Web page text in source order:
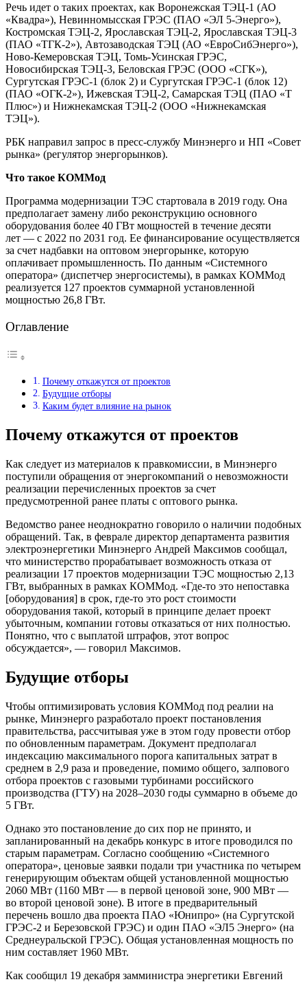
Речь идет о таких проектах, как Воронежская ТЭЦ-1 (АО
«Квадра»), Невинномысская ГРЭС (ПАО «ЭЛ 5-Энерго»),
Костромская ТЭЦ-2, Ярославская ТЭЦ-2, Ярославская ТЭЦ-3
(ПАО «ТГК-2»), Автозаводская ТЭЦ (АО «ЕвроСибЭнерго»),
Ново-Кемеровская ТЭЦ, Томь-Усинская ГРЭС,
Новосибирская ТЭЦ-3, Беловская ГРЭС (ООО «СГК»),
Сургутская ГРЭС-1 (блок 2) и Сургутская ГРЭС-1 (блок 12)
(ПАО «ОГК-2»), Ижевская ТЭЦ-2, Самарская ТЭЦ (ПАО «Т
Плюс») и Нижнекамская ТЭЦ-2 (ООО «Нижнекамская
ТЭЦ»).
РБК направил запрос в пресс-службу Минэнерго и НП «Совет
рынка» (регулятор энергорынков).
Что такое КОММод
Программа модернизации ТЭС стартовала в 2019 году. Она
предполагает замену либо реконструкцию основного
оборудования более 40 ГВт мощностей в течение десяти
лет — с 2022 по 2031 год. Ее финансирование осуществляется
за счет надбавки на оптовом энергорынке, которую
оплачивает промышленность. По данным «Системного
оператора» (диспетчер энергосистемы), в рамках КОММод
реализуется 127 проектов суммарной установленной
мощностью 26,8 ГВт.
Оглавление
Почему откажутся от проектов
Будущие отборы
Каким будет влияние на рынок
Почему откажутся от проектов
Как следует из материалов к правкомиссии, в Минэнерго
поступили обращения от энергокомпаний о невозможности
реализации перечисленных проектов за счет
предусмотренной ранее платы с оптового рынка.
Ведомство ранее неоднократно говорило о наличии подобных
обращений. Так, в феврале директор департамента развития
электроэнергетики Минэнерго Андрей Максимов сообщал,
что министерство прорабатывает возможность отказа от
реализации 17 проектов модернизации ТЭС мощностью 2,13
ГВт, выбранных в рамках КОММод. «Где-то это непоставка
[оборудования] в срок, где-то это рост стоимости
оборудования такой, который в принципе делает проект
убыточным, компании готовы отказаться от них полностью.
Понятно, что с выплатой штрафов, этот вопрос
обсуждается», — говорил Максимов.
Будущие отборы
Чтобы оптимизировать условия КОММод под реалии на
рынке, Минэнерго разработало проект постановления
правительства, рассчитывая уже в этом году провести отбор
по обновленным параметрам. Документ предполагал
индексацию максимального порога капитальных затрат в
среднем в 2,9 раза и проведение, помимо общего, залпового
отбора проектов с газовыми турбинами российского
производства (ГТУ) на 2028–2030 годы суммарно в объеме до
5 ГВт.
Однако это постановление до сих пор не принято, и
запланированный на декабрь конкурс в итоге проводился по
старым параметрам. Согласно сообщению «Системного
оператора», ценовые заявки подали три участника по четырем
генерирующим объектам общей установленной мощностью
2060 МВт (1160 МВт — в первой ценовой зоне, 900 МВт —
во второй ценовой зоне). В итоге в предварительный
перечень вошло два проекта ПАО «Юнипро» (на Сургутской
ГРЭС-2 и Березовской ГРЭС) и один ПАО «ЭЛ5 Энерго» (на
Среднеуральской ГРЭС). Общая установленная мощность по
ним составляет 1960 МВт.
Как сообщил 19 декабря замминистра энергетики Евгений